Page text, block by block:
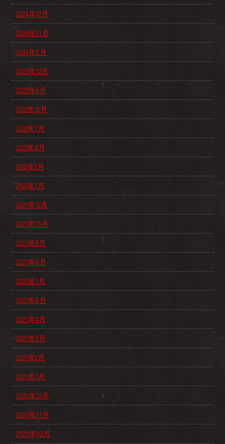
2024年12月
2024年11月
2024年8月
2023年12月
2023年4月
2022年12月
2022年7月
2022年4月
2022年2月
2022年1月
2021年12月
2021年11月
2021年9月
2021年8月
2021年7月
2021年6月
2021年4月
2021年3月
2021年2月
2021年1月
2020年12月
2020年11月
2020年10月